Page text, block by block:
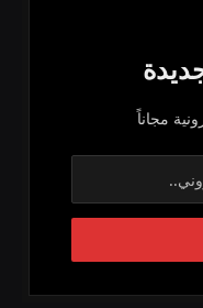
مجاناً